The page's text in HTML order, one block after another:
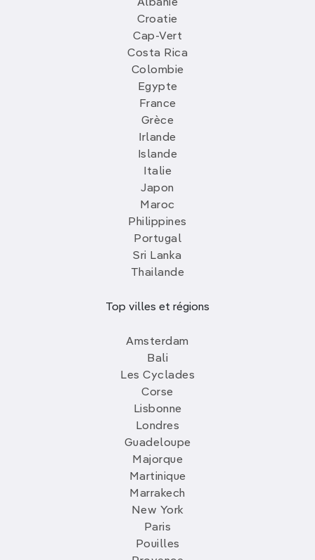
Albanie
Croatie
Cap-Vert
Costa Rica
Colombie
Egypte
France
Grèce
Irlande
Islande
Italie
Japon
Maroc
Philippines
Portugal
Sri Lanka
Thailande
Top villes et régions
Amsterdam
Bali
Les Cyclades
Corse
Lisbonne
Londres
Guadeloupe
Majorque
Martinique
Marrakech
New York
Paris
Pouilles